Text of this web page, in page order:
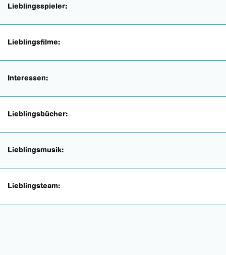
Lieblingsspieler:
Lieblingsfilme:
Interessen:
Lieblingsbücher:
Lieblingsmusik:
Lieblingsteam: